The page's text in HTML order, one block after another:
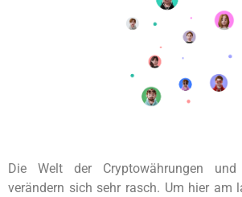
Die Welt der Cryptowährungen
verändern sich sehr rasch. Um hier am